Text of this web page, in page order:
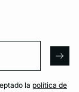
la política de